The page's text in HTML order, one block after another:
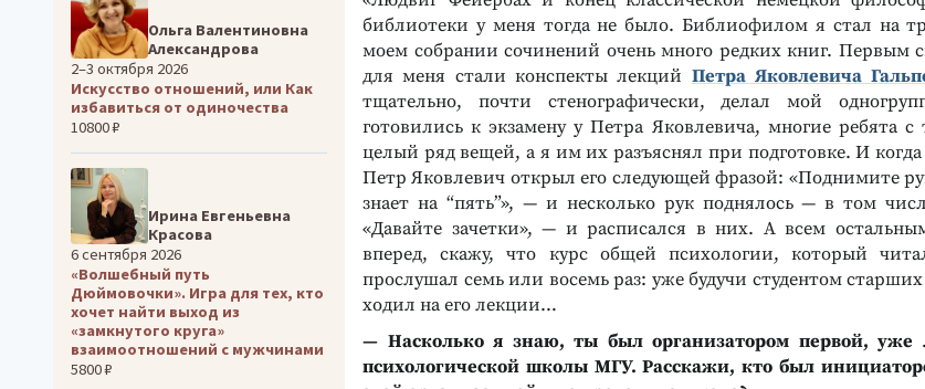
библиотеки у меня тогда не было. Библиофилом я стал на
моем собрании сочинений очень много редких книг. Первым
для меня стали конспекты лекций Петра Яковлевича
тщательно, почти стенографически, делал мой
готовились к экзамену у Петра Яковлевича, многие ребята
целый ряд вещей, а я им их разъяснял при подготовке. И когда
Петр Яковлевич открыл его следующей фразой: «Поднимите
знает на “пять”», — и несколько рук поднялось — в том
«Давайте зачетки», — и расписался в них. А всем
вперед, скажу, что курс общей психологии, который
прослушал семь или восемь раз: уже будучи студентом
ходил на его лекции…
— Насколько я знаю, ты был организатором первой, уже
психологической школы МГУ. Расскажи, кто был
Ольга Валентиновна
Александрова
2–3 октября 2026
Искусство отношений, или Как
избавиться от одиночества
10800 ₽
Ирина Евгеньевна
Красова
6 сентября 2026
«Волшебный путь
Дюймовочки». Игра для тех, кто
хочет найти выход из
«замкнутого круга»
взаимоотношений с мужчинами
5800 ₽